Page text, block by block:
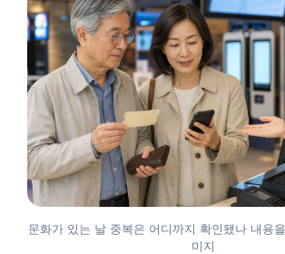
문화가 있는 날 중복은 어디까지 확인됐나 내용
미지